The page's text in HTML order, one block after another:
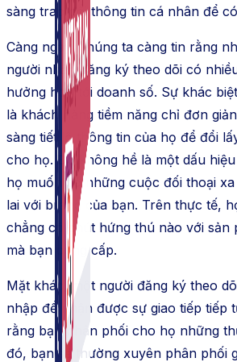
sàng trao đổithông tin cá nhân để
Càng ngày, chúng ta càng tin rằng
người nhấnđăng ký theo dõi có
hưởng hơn tới doanh số. Sự khác
là khách hàng tiềm năng chỉ đơn
sàng tiết lộ thông tin của họ để đổi
cho họ. Đó
không hề là một dấu
họ muốn
có những cuộc đối thoại
lai với brand của bạn. Trên thực tế,
chẳng có chút hứng thú nào với sản
mà bạn
cung cấp.
Mặt khác, một người đăng ký theo
nhập để nhận được sự giao tiếp tiếp
rằng bạnphân phối cho họ những
đó, bạn sẽ thường xuyên phân phối